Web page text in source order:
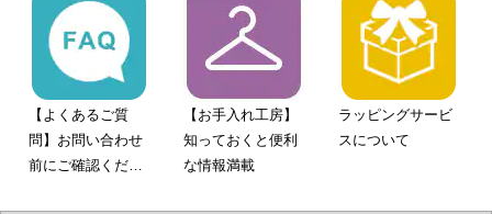
【よくあるご質
問】お問い合わせ
前にご確認くださ
【お手入れ工房】
知っておくと便利
な情報満載
ラッピングサービ
スについて